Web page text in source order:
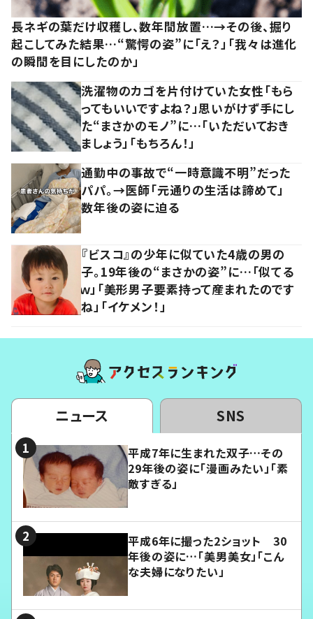
長ネギの葉だけ収穫し、数年間放置…→その後、掘り
起こしてみた結果…“驚愕の姿”に「え？」「我々は進化
の瞬間を目にしたのか」
洗濯物のカゴを片付けていた女性「もら
ってもいいですよね？」思いがけず手にし
た“まさかのモノ”に…「いただいておき
ましょう」「もちろん！」
通勤中の事故で“一時意識不明”だった
パパ。→医師「元通りの生活は諦めて」
数年後の姿に迫る
『ビスコ』の少年に似ていた4歳の男の
子。19年後の“まさかの姿”に…「似てる
ｗ」「美形男子要素持って産まれたのです
ね」「イケメン！」
ニュース SNS
平成7年に生まれた双子…その
29年後の姿に「漫画みたい」「素
敵すぎる」
平成6年に撮った2ショット 30
年後の姿に…「美男美女」「こん
な夫婦になりたい」